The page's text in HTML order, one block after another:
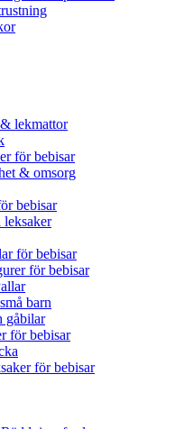
lekmattor
för bebisar
& omsorg
bebisar
leksaker
för bebisar
för bebisar
barn
gåbilar
för bebisar
för bebisar